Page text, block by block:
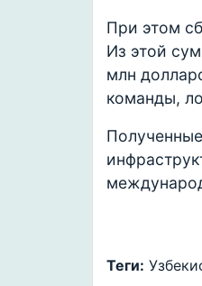
При этом
Из этой
млн
команды,
Теги: